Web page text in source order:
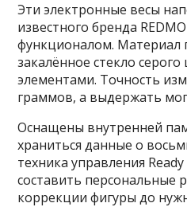
Эти электронные весы
известного бренда
функционалом. Материал
закалённое стекло
элементами. Точность
граммов, а выдержать
Оснащены внутренней
храниться данные о
техника управления
составить персональные
коррекции фигуры до